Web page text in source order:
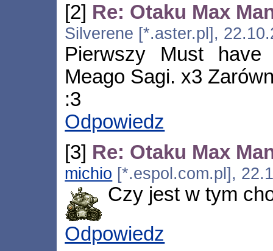
[2] Re: Otaku Max
Silverene [*.aster.pl],
Pierwszy Must
Meago Sagi. x3
:3
Odpowiedz
[3] Re: Otaku Max
michio [*.espol.com.pl],
Czy jest w tym
Odpowiedz